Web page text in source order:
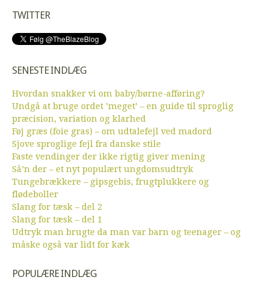
TWITTER
SENESTE INDLÆG
Hvordan snakker vi om baby/børne-afføring?
Undgå at bruge ordet ’meget’ – en guide til sproglig
præcision, variation og klarhed
Føj græs (foie gras) – om udtalefejl ved madord
Sjove sproglige fejl fra danske stile
Faste vendinger der ikke rigtig giver mening
Så’n der – et nyt populært ungdomsudtryk
Tungebrækkere – gipsgebis, frugtplukkere og
flødeboller
Slang for tæsk – del 2
Slang for tæsk – del 1
Udtryk man brugte da man var barn og teenager – og
måske også var lidt for kæk
POPULÆRE INDLÆG